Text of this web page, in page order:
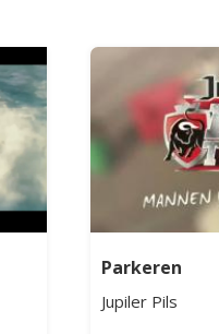
Parkeren
Jupiler Pils